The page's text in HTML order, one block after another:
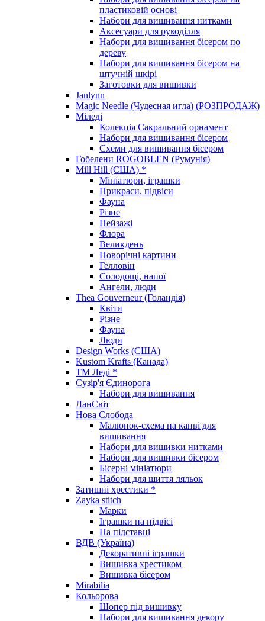
пластиковій основі
Набори для вишивання нитками
Аксесуари для рукоділля
Набори для вишивання бісером по
дереву
Набори для вишивання бісером на
штучній шкірі
Заготовки для вишивки
Janlynn
Magic Needle (Чудесная игла) (РОЗПРОДАЖ)
Міледі
Колекція Сакральний орнамент
Набори для вишивання бісером
Схеми для вишивання бісером
Гобелени ROGOBLEN (Румунія)
Mill Hill (США) *
Мініатюри, іграшки
Прикраси, підвіси
Фауна
Різне
Пейзажі
Флора
Великдень
Новорічні картини
Гелловін
Солодощі, напої
Ангели, люди
Thea Gouverneur (Голандія)
Квіти
Різне
Фауна
Люди
Design Works (США)
Kustom Krafts (Канада)
ТМ Леді *
Сузір'я Єдинорога
Набори для вишивання
ЛанСвіт
Нова Слобода
Малюнок-схема на канві для
вишивання
Набори для вишивки нитками
Набори для вишивки бісером
Бісерні мініатюри
Набори для шиття ляльок
Затишні хрестики *
Zayka stitch
Марки
Іграшки на підвісі
На підставці
ВДВ (Україна)
Декоративні іграшки
Вишивка хрестиком
Вишивка бісером
Mirabilia
Кольорова
Шопер під вишивку
Набори для вишивання декору